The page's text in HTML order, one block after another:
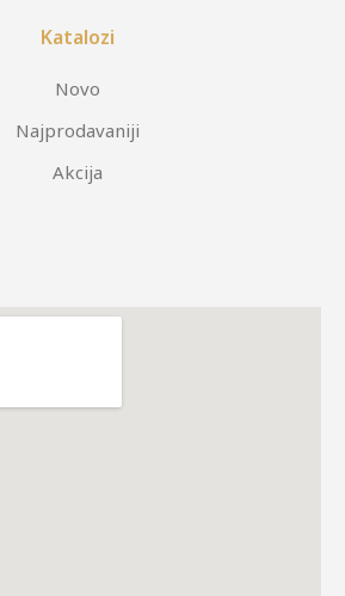
Katalozi
Novo
Najprodavaniji
Akcija